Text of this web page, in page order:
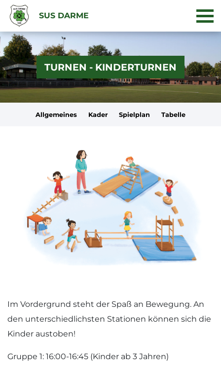
SUS DARME
TURNEN - KINDERTURNEN
Allgemeines Kader Spielplan Tabelle
Im Vordergrund steht der Spaß an Bewegung. An
den unterschiedlichsten Stationen können sich die
Kinder austoben!
Gruppe 1: 16:00-16:45 (Kinder ab 3 Jahren)